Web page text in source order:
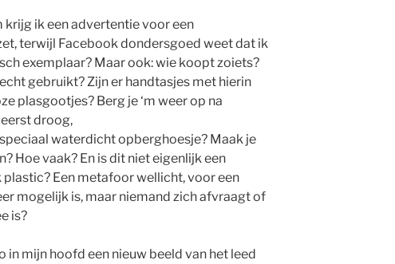
krijg ik een advertentie voor een
terwijl Facebook dondersgoed weet dat ik
exemplaar? Maar ook: wie koopt zoiets?
gebruikt? Zijn er handtasjes met hierin
plasgootjes? Berg je ‘m weer op na
eerst droog,
waterdicht opberghoesje? Maak je
Hoe vaak? En is dit niet eigenlijk een
Een metafoor wellicht, voor een
mogelijk is, maar niemand zich afvraagt of
is?
in mijn hoofd een nieuw beeld van het leed